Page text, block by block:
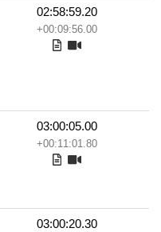
02:58:59.20
+00:09:56.00
03:00:05.00
+00:11:01.80
03:00:20.30